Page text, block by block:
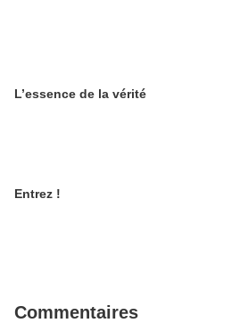
L’essence de la vérité
Entrez !
Commentaires